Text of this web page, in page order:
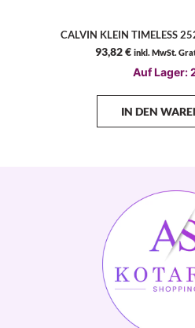
CALVIN KLEIN TIMELESS
93,82€ inkl. MwSt.
Auf Lager:
IN DEN